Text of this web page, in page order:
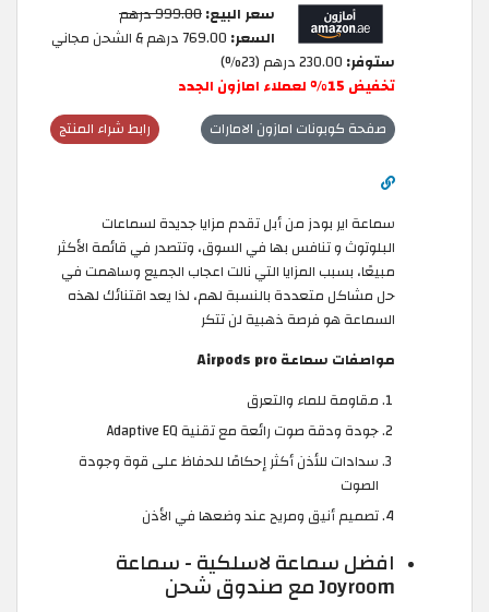
سعر البيع:999.00 درهم
السعر:
ستوفر:
تخفيض 15% لعملاء امازون الجدد
رابط شراء المنتج صفحة كوبونات امازون الامارات
سماعة اير بودز من أبل تقدم مزايا جديدة لسماعات
البلوتوث و تنافس بها في السوق، وتتصدر في قائمة الأكثر
مبيعًا، بسبب المزايا التي نالت اعجاب الجميع وساهمت في
حل مشاكل متعددة بالنسبة لهم، لذا يعد اقتنائك لهذه
السماعة هو فرصة ذهبية لن تتكر
مواصفات سماعة Airpods pro
مقاومة للماء والتعرق
جودة ودقة صوت رائعة مع تقنية Adaptive EQ
سدادات للأذن أكثر إحكامًا للحفاظ على قوة وجودة
الصوت
تصميم أنيق ومريح عند وضعها في الأذن
افضل سماعة لاسلكية - سماعة
Joyroom مع صندوق شحن